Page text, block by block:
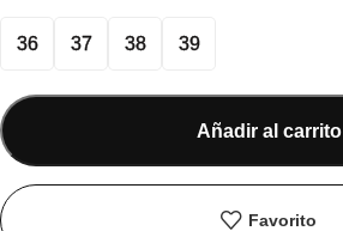
36 37 38 39
Añadir al carrito
Favorito